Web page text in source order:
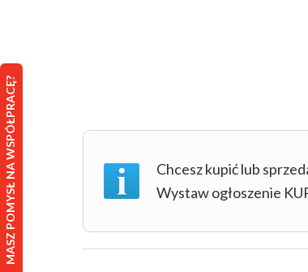
Chcesz kupić lub
Wystaw ogłoszenie
MASZ POMYSŁ NA WSPÓŁPRACĘ?